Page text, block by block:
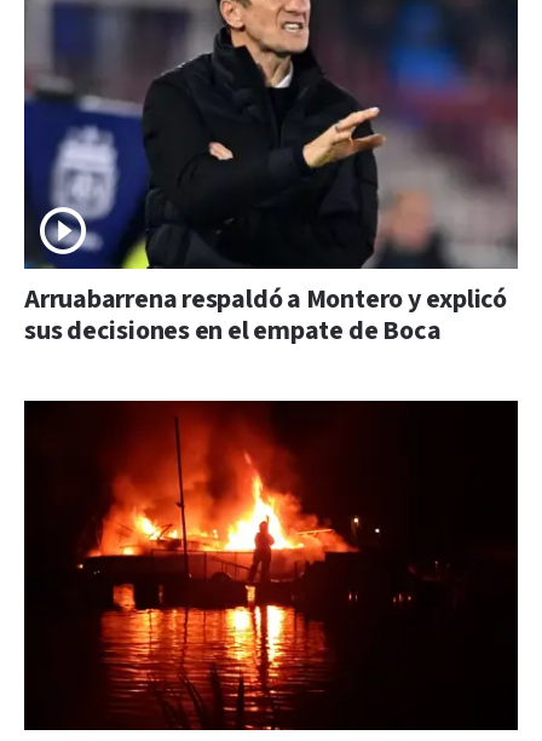
Arruabarrena respaldó a Montero y explicó
sus decisiones en el empate de Boca